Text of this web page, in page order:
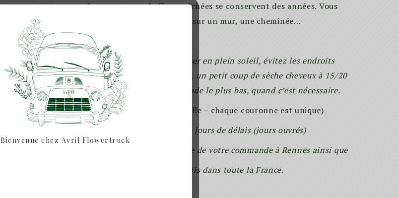
Les couronnes de fleurs séchées se conservent des années. Vous
pouvez l’exposer sur un mur, une cheminée…
Astuces :
Evitez de l’exposer en plein soleil, évitez les endroits
humides, et pour la poussière, un petit coup de sèche cheveux à 15/20
cm de la couronne sur le mode le plus bas, quand c’est nécessaire.
(Photo non contractuelle – chaque couronne est unique)
Prévoir minimum 3 jours de délais (jours ouvrés)
pour la remise en main propre de votre commande à Rennes ainsi que
pour les envois dans toute la France.
Bienvenue chez Avril Flowertruck